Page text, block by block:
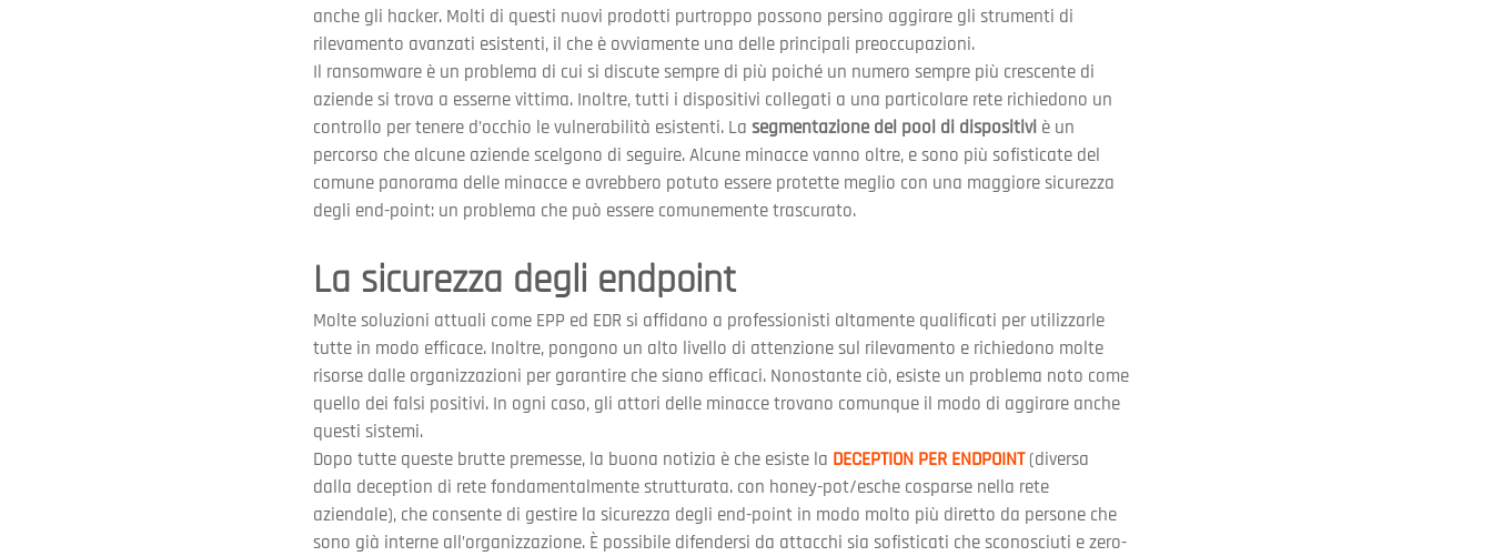
anche gli hacker. Molti di questi nuovi prodotti purtroppo possono persino aggirare gli strumenti di
rilevamento avanzati esistenti, il che è ovviamente una delle principali preoccupazioni.
Il ransomware è un problema di cui si discute sempre di più poiché un numero sempre più crescente di
aziende si trova a esserne vittima. Inoltre, tutti i dispositivi collegati a una particolare rete richiedono un
controllo per tenere d’occhio le vulnerabilità esistenti. La segmentazione del pool di dispositivi è un
percorso che alcune aziende scelgono di seguire. Alcune minacce vanno oltre, e sono più sofisticate del
comune panorama delle minacce e avrebbero potuto essere protette meglio con una maggiore sicurezza
degli end-point: un problema che può essere comunemente trascurato.
La sicurezza degli endpoint
Molte soluzioni attuali come EPP ed EDR si affidano a professionisti altamente qualificati per utilizzarle
tutte in modo efficace. Inoltre, pongono un alto livello di attenzione sul rilevamento e richiedono molte
risorse dalle organizzazioni per garantire che siano efficaci. Nonostante ciò, esiste un problema noto come
quello dei falsi positivi. In ogni caso, gli attori delle minacce trovano comunque il modo di aggirare anche
questi sistemi.
Dopo tutte queste brutte premesse, la buona notizia è che esiste la DECEPTION PER ENDPOINT (diversa
dalla deception di rete fondamentalmente strutturata. con honey-pot/esche cosparse nella rete
aziendale), che consente di gestire la sicurezza degli end-point in modo molto più diretto da persone che
sono già interne all’organizzazione. È possibile difendersi da attacchi sia sofisticati che sconosciuti e zero-